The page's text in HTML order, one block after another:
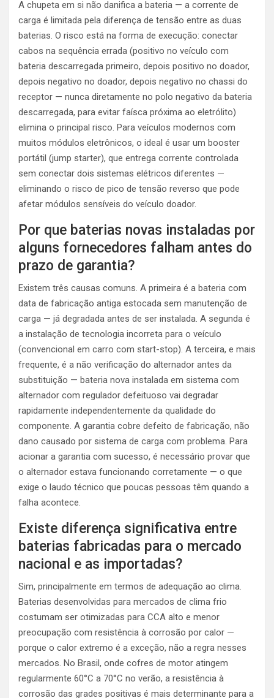
A chupeta em si não danifica a bateria — a corrente de
carga é limitada pela diferença de tensão entre as duas
baterias. O risco está na forma de execução: conectar
cabos na sequência errada (positivo no veículo com
bateria descarregada primeiro, depois positivo no doador,
depois negativo no doador, depois negativo no chassi do
receptor — nunca diretamente no polo negativo da bateria
descarregada, para evitar faísca próxima ao eletrólito)
elimina o principal risco. Para veículos modernos com
muitos módulos eletrônicos, o ideal é usar um booster
portátil (jump starter), que entrega corrente controlada
sem conectar dois sistemas elétricos diferentes —
eliminando o risco de pico de tensão reverso que pode
afetar módulos sensíveis do veículo doador.
Por que baterias novas instaladas por
alguns fornecedores falham antes do
prazo de garantia?
Existem três causas comuns. A primeira é a bateria com
data de fabricação antiga estocada sem manutenção de
carga — já degradada antes de ser instalada. A segunda é
a instalação de tecnologia incorreta para o veículo
(convencional em carro com start-stop). A terceira, e mais
frequente, é a não verificação do alternador antes da
substituição — bateria nova instalada em sistema com
alternador com regulador defeituoso vai degradar
rapidamente independentemente da qualidade do
componente. A garantia cobre defeito de fabricação, não
dano causado por sistema de carga com problema. Para
acionar a garantia com sucesso, é necessário provar que
o alternador estava funcionando corretamente — o que
exige o laudo técnico que poucas pessoas têm quando a
falha acontece.
Existe diferença significativa entre
baterias fabricadas para o mercado
nacional e as importadas?
Sim, principalmente em termos de adequação ao clima.
Baterias desenvolvidas para mercados de clima frio
costumam ser otimizadas para CCA alto e menor
preocupação com resistência à corrosão por calor —
porque o calor extremo é a exceção, não a regra nesses
mercados. No Brasil, onde cofres de motor atingem
regularmente 60°C a 70°C no verão, a resistência à
corrosão das grades positivas é mais determinante para a